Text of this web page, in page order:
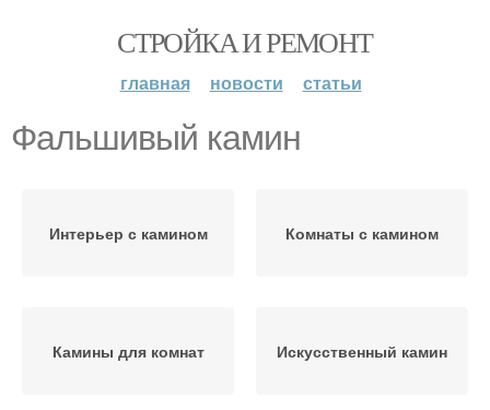
СТРОЙКА И РЕМОНТ
главная новости статьи
Фальшивый камин
Интерьер с камином Комнаты с камином
Камины для комнат Искусственный камин